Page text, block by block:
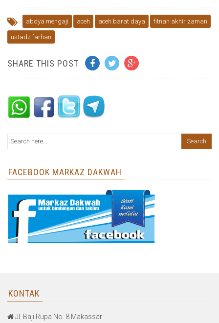
abdya mengaji aceh aceh barat daya fitnah akhir zaman
ustadz farhan
SHARE THIS POST
FACEBOOK MARKAZ DAKWAH
KONTAK
Jl. Baji Rupa No. 8 Makassar